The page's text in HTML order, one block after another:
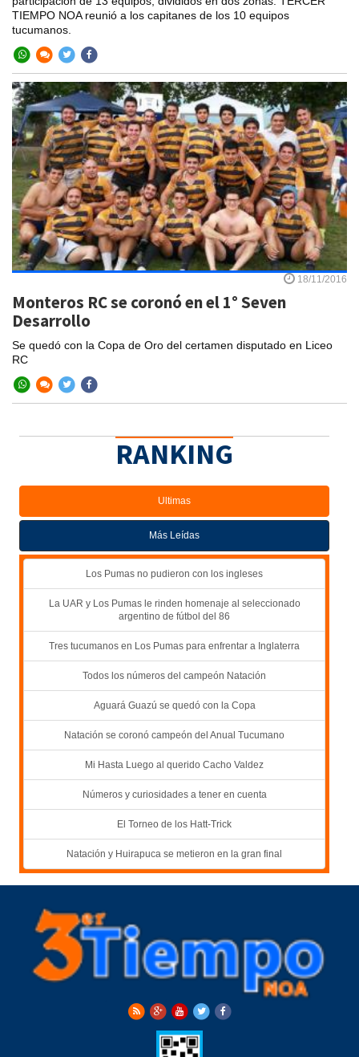
TIEMPO NOA reunió a los capitanes de los 10 equipos
tucumanos.
18/11/2016
Monteros RC se coronó en el 1° Seven
Desarrollo
Se quedó con la Copa de Oro del certamen disputado en Liceo
RC
RANKING
Ultimas
Más Leídas
Los Pumas no pudieron con los ingleses
La UAR y Los Pumas le rinden homenaje al seleccionado
argentino de fútbol del 86
Tres tucumanos en Los Pumas para enfrentar a Inglaterra
Todos los números del campeón Natación
Aguará Guazú se quedó con la Copa
Natación se coronó campeón del Anual Tucumano
Mi Hasta Luego al querido Cacho Valdez
Números y curiosidades a tener en cuenta
El Torneo de los Hatt-Trick
Natación y Huirapuca se metieron en la gran final